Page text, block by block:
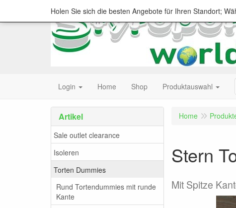
Login Home Shop Produktauswahl
Artikel
Sale outlet clearance
Isoleren
Torten Dummies
Rund Tortendummies mit runde
Kante
Home
Stern
Mit Spitze
Holen Sie sich die besten Angebote für Ihren Standort;